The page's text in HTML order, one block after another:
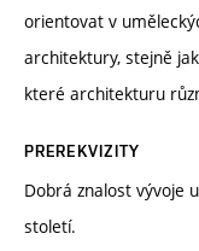
orientovat v
architektury, stejně
které architekturu
PREREKVIZITY
Dobrá znalost vývoje
století.